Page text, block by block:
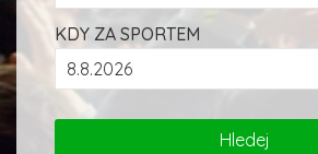
KDY ZA SPORTEM